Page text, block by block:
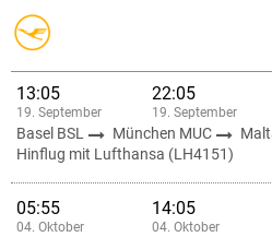
13:05
19. September
22:05
19. September
Basel BSL München MUC
Hinflug mit Lufthansa (LH4151)
05:55
04. Oktober
14:05
04. Oktober